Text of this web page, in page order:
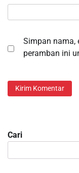
Simpan nama,
peramban ini
Cari